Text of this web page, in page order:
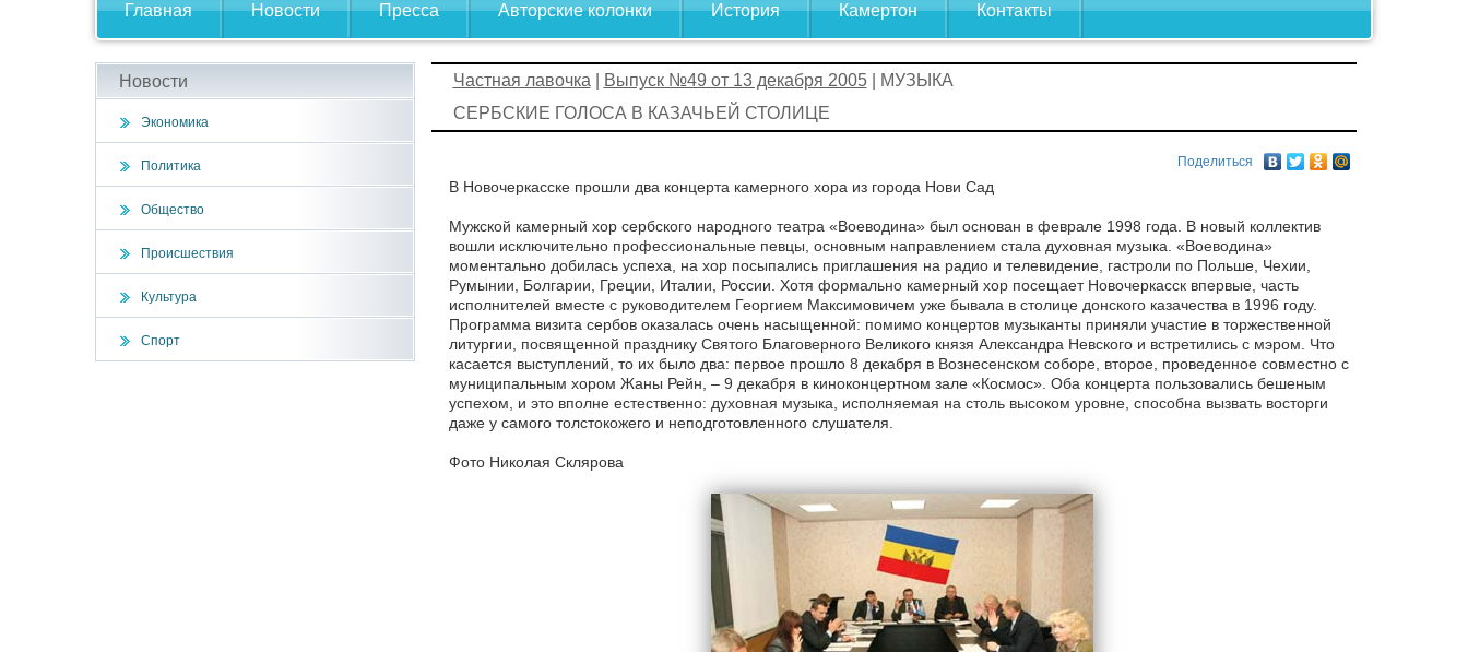
Главная Новости Пресса Авторские колонки История Камертон Контакты
Новости
Экономика
Политика
Общество
Происшествия
Культура
Спорт
Частная лавочка Выпуск №49 от 13 декабря 2005| МУЗЫКА
СЕРБСКИЕ ГОЛОСА В КАЗАЧЬЕЙ СТОЛИЦЕ
Поделиться
В Новочеркасске прошли два концерта камерного хора из города Нови Сад
Мужской камерный хор сербского народного театра «Воеводина» был основан в феврале 1998 года. В новый коллектив
вошли исключительно профессиональные певцы, основным направлением стала духовная музыка. «Воеводина»
моментально добилась успеха, на хор посыпались приглашения на радио и телевидение, гастроли по Польше, Чехии,
Румынии, Болгарии, Греции, Италии, России. Хотя формально камерный хор посещает Новочеркасск впервые, часть
исполнителей вместе с руководителем Георгием Максимовичем уже бывала в столице донского казачества в 1996 году.
Программа визита сербов оказалась очень насыщенной: помимо концертов музыканты приняли участие в торжественной
литургии, посвященной празднику Святого Благоверного Великого князя Александра Невского и встретились с мэром. Что
касается выступлений, то их было два: первое прошло 8 декабря в Вознесенском соборе, второе, проведенное совместно с
муниципальным хором Жаны Рейн, – 9 декабря в киноконцертном зале «Космос». Оба концерта пользовались бешеным
успехом, и это вполне естественно: духовная музыка, исполняемая на столь высоком уровне, способна вызвать восторги
даже у самого толстокожего и неподготовленного слушателя.
Фото Николая Склярова